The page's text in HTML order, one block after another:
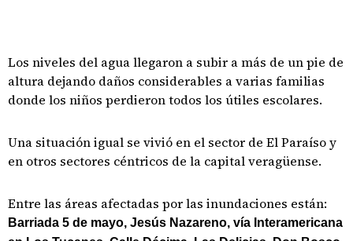
Los niveles del agua llegaron a subir a más de un pie de
altura dejando daños considerables a varias familias
donde los niños perdieron todos los útiles escolares.
Una situación igual se vivió en el sector de El Paraíso y
en otros sectores céntricos de la capital veragüense.
Entre las áreas afectadas por las inundaciones están:
Barriada 5 de mayo, Jesús Nazareno, vía Interamericana